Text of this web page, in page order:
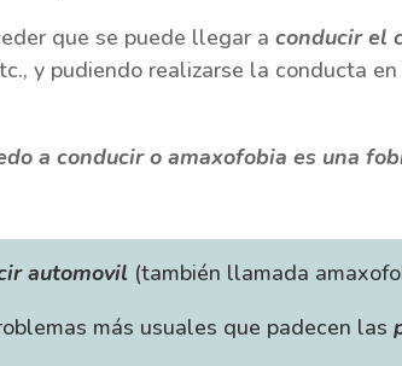
que se puede llegar aconducir el
y pudiendo realizarse la conducta
a conducir o amaxofobia es una
automovil (también llamada
más usuales que padecen las